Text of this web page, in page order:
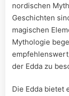
nordischen
Geschichten
magischen‍
Mythologie
⁣der‍ Edda zu
Die Edda bietet